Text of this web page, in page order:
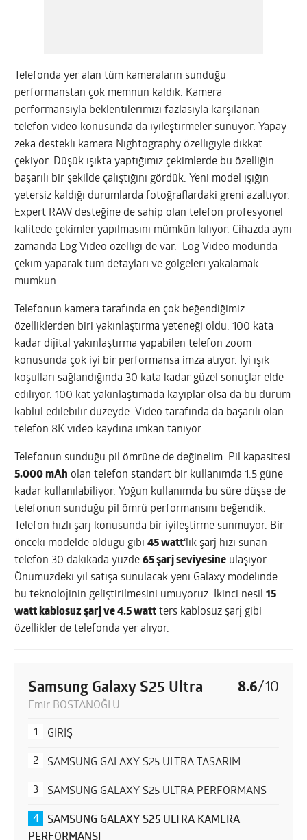
Telefonda yer alan tüm kameraların sunduğu
performanstan çok memnun kaldık. Kamera
performansıyla beklentilerimizi fazlasıyla karşılanan
telefon video konusunda da iyileştirmeler sunuyor. Yapay
zeka destekli kamera Nightography özelliğiyle dikkat
çekiyor. Düşük ışıkta yaptığımız çekimlerde bu özelliğin
başarılı bir şekilde çalıştığını gördük. Yeni model ışığın
yetersiz kaldığı durumlarda fotoğraflardaki greni azaltıyor.
Expert RAW desteğine de sahip olan telefon profesyonel
kalitede çekimler yapılmasını mümkün kılıyor. Cihazda aynı
zamanda Log Video özelliği de var. Log Video modunda
çekim yaparak tüm detayları ve gölgeleri yakalamak
mümkün.
Telefonun kamera tarafında en çok beğendiğimiz
özelliklerden biri yakınlaştırma yeteneği oldu. 100 kata
kadar dijital yakınlaştırma yapabilen telefon zoom
konusunda çok iyi bir performansa imza atıyor. İyi ışık
koşulları sağlandığında 30 kata kadar güzel sonuçlar elde
ediliyor. 100 kat yakınlaştımada kayıplar olsa da bu durum
kablul edilebilir düzeyde. Video tarafında da başarılı olan
telefon 8K video kaydına imkan tanıyor.
Telefonun sunduğu pil ömrüne de değinelim. Pil kapasitesi
5.000 mAh olan telefon standart bir kullanımda 1.5 güne
kadar kullanılabiliyor. Yoğun kullanımda bu süre düşse de
telefonun sunduğu pil ömrü performansını beğendik.
Telefon hızlı şarj konusunda bir iyileştirme sunmuyor. Bir
önceki modelde olduğu gibi45 watt‘lık şarj hızı sunan
telefon 30 dakikada yüzde65 şarj seviyesine ulaşıyor.
Önümüzdeki yıl satışa sunulacak yeni Galaxy modelinde
bu teknolojinin geliştirilmesini umuyoruz. İkinci nesil15
watt kablosuz şarj ve 4.5 watt ters kablosuz şarj gibi
özellikler de telefonda yer alıyor.
Samsung Galaxy S25 Ultra 8.6/10
Emir BOSTANOĞLU
GİRİŞ
SAMSUNG GALAXY S25 ULTRA TASARIM
SAMSUNG GALAXY S25 ULTRA PERFORMANS
SAMSUNG GALAXY S25 ULTRA KAMERA
PERFORMANSI